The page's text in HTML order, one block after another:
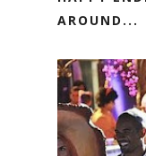
AROUND...